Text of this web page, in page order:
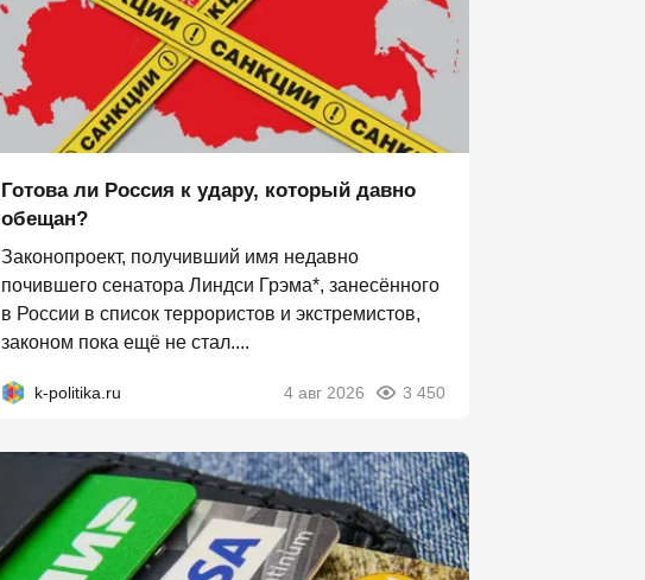
Готова ли Россия к удару, который давно
обещан?
Законопроект, получивший имя недавно
почившего сенатора Линдси Грэма*, занесённого
в России в список террористов и экстремистов,
законом пока ещё не стал....
k-politika.ru 4 авг 2026 3 450